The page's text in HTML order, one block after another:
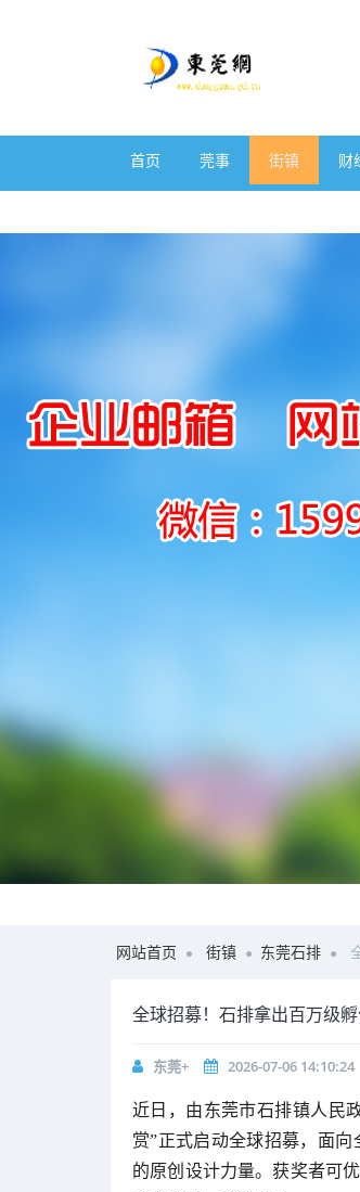
首页 莞事 街镇 财
网站首页 街镇 东莞石排
全球招募！石排拿出百万级
东莞+ 2026-07-06 14:10:24
近日，由东莞市石排镇人民
赏”正式启动全球招募，面
的原创设计力量。获奖者可